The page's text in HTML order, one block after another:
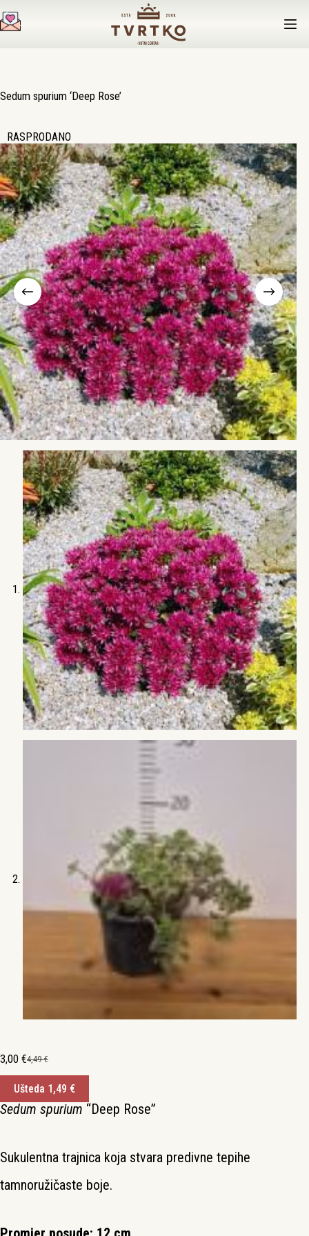
na
sadržaj
Sedum spurium ‘Deep Rose’
RASPRODANO
4,49€
Izvorna
cijena
bila
je:
4,49 €.
3,00 €Trenutna
cijena
je:
3,00 €.
Ušteda 1,49 €
Sedum spurium “Deep Rose”
Sukulentna trajnica koja stvara predivne tepihe
tamnoružičaste boje.